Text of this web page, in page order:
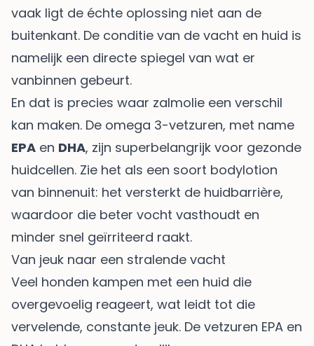
vaak ligt de échte oplossing niet aan de
buitenkant. De conditie van de vacht en huid is
namelijk een directe spiegel van wat er
vanbinnen gebeurt.
En dat is precies waar zalmolie een verschil
kan maken. De omega 3-vetzuren, met name
EPA en DHA, zijn superbelangrijk voor gezonde
huidcellen. Zie het als een soort bodylotion
van binnenuit: het versterkt de huidbarrière,
waardoor die beter vocht vasthoudt en
minder snel geïrriteerd raakt.
Van jeuk naar een stralende vacht
Veel honden kampen met een huid die
overgevoelig reageert, wat leidt tot die
vervelende, constante jeuk. De vetzuren EPA en